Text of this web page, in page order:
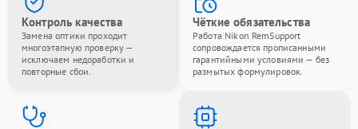
Контроль качества
Замена оптики проходит
многоэтапную проверку —
исключаем недоработки и
повторные сбои.
Чёткие обязательства
Работа Nikon RemSupport
сопровождается прописанными
гарантийными условиями — без
размытых формулировок.